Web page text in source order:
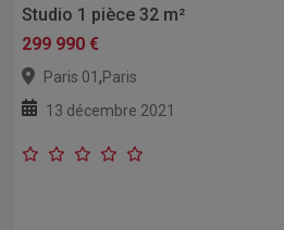
Studio 1 pièce 32 m²
299 990 €
Paris 01 ,Paris
13 décembre 2021